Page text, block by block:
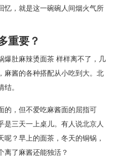
忆，就是这一碗碗人间烟火气所
重要？
爆肚麻辣烫面茶 样样离不了，几
麻酱的各种搭配从小吃到大。北
。
的，但不爱吃麻酱面的屈指可
是三天一上桌儿。有人说北京人
呢？早上的面茶，冬天的铜锅，
离了麻酱还能独活？